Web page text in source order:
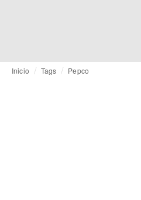
Inicio Tags Pepco